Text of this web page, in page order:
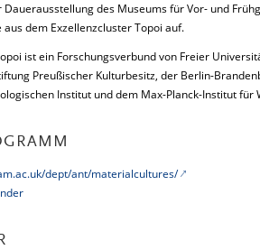
des Museums für Vor- und
dem Exzellenzcluster Topoi auf.
ist ein Forschungsverbund von Freier
Preußischer Kulturbesitz, der Berlin-
Institut und dem Max-Planck-Institut für
dept/ant/materialcultures/